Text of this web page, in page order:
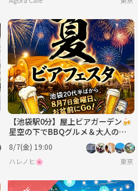
【池袋駅0分】屋上ビアガーデン🍻
星空の下でBBQグルメ＆大人の遊
びでワイワイ楽しもう！【20代後
半〜50代前半】
8/7(金) 19:00
ハレノヒ🌸 東京